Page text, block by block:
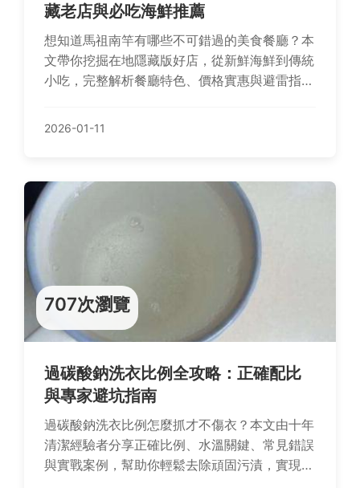
藏老店與必吃海鮮推薦
想知道馬祖南竿有哪些不可錯過的美食餐廳？本
文帶你挖掘在地隱藏版好店，從新鮮海鮮到傳統
小吃，完整解析餐廳特色、價格實惠與避雷指
2026-01-11
707次瀏覽
過碳酸鈉洗衣比例全攻略：正確配比
與專家避坑指南
過碳酸鈉洗衣比例怎麼抓才不傷衣？本文由十年
清潔經驗者分享正確比例、水溫關鍵、常見錯誤
與實戰案例，幫助你輕鬆去除頑固污漬，實現高